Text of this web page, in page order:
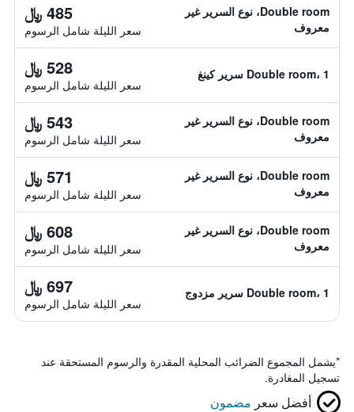
Double room، نوع السرير غير
معروف
485 ﷼
سعر الليلة شامل الرسوم
Double room، 1 سرير كينغ 528 ﷼
سعر الليلة شامل الرسوم
Double room، نوع السرير غير
معروف
543 ﷼
سعر الليلة شامل الرسوم
Double room، نوع السرير غير
معروف
571 ﷼
سعر الليلة شامل الرسوم
Double room، نوع السرير غير
معروف
608 ﷼
سعر الليلة شامل الرسوم
Double room، 1 سرير مزدوج 697 ﷼
سعر الليلة شامل الرسوم
*يشمل المجموع الضرائب المحلية المقدرة والرسوم المستحقة عند
تسجيل المغادرة.
أفضل سعر مضمون